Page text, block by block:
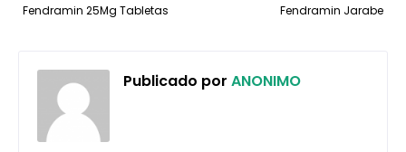
Fendramin Jarabe
Fendramin 25Mg Tabletas
Publicado por ANONIMO